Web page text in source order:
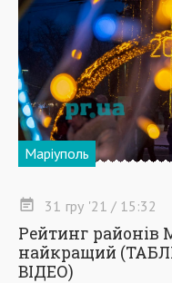
Маріуполь
31 гру '21 / 15:32
Рейтинг районів
найкращий
ВІДЕО)